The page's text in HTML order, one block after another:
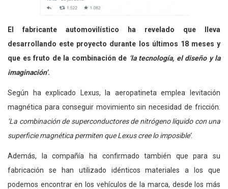
El fabricante automovilístico ha revelado que lleva
desarrollando este proyecto durante los últimos 18 meses y
que es fruto de la combinación de ‘la tecnología, el diseño y la
imaginación’.
Según ha explicado Lexus, la aeropatineta emplea levitación
magnética para conseguir movimiento sin necesidad de fricción.
‘La combinación de superconductores de nitrógeno líquido con una
superficie magnética permiten que Lexus cree lo imposible’.
Además, la compañía ha confirmado también que para su
fabricación se han utilizado idénticos materiales a los que
podemos encontrar en los vehículos de la marca, desde los más